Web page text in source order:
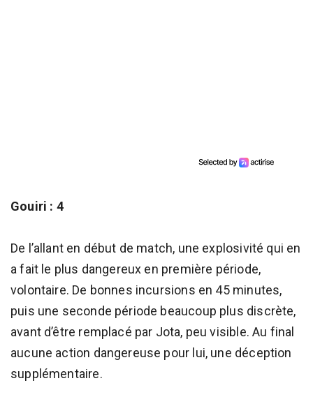
Gouiri : 4
De l’allant en début de match, une explosivité qui en
a fait le plus dangereux en première période,
volontaire. De bonnes incursions en 45 minutes,
puis une seconde période beaucoup plus discrète,
avant d’être remplacé par Jota, peu visible. Au final
aucune action dangereuse pour lui, une déception
supplémentaire.